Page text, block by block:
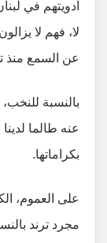
ادويتهم في
لا، فهم لا
عن السمع منذ
بالنسبة
عنه طالما
بكراماتها.
على العموم،
مجرد ترند